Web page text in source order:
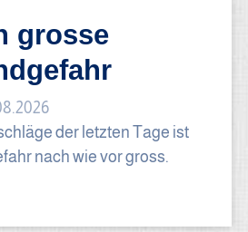
grosse
der letzten Tage ist
nach wie vor gross.